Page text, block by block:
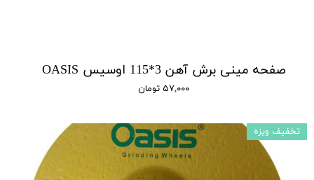
صفحه مینی برش آهن 3*115 اوسیس OASIS
۵۷,۰۰۰ تومان
تخفیف ویزه